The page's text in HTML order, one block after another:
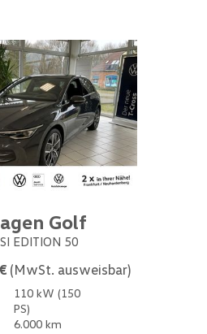
Golf
EDITION 50
(MwSt. ausweisbar)
110 kW (150
PS)
6.000 km